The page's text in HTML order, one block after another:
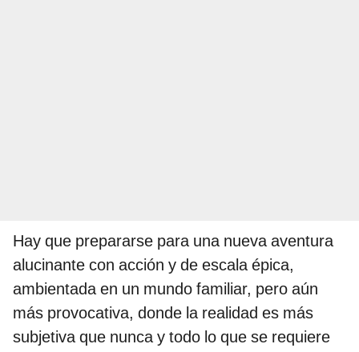
Hay que prepararse para una nueva aventura
alucinante con acción y de escala épica,
ambientada en un mundo familiar, pero aún
más provocativa, donde la realidad es más
subjetiva que nunca y todo lo que se requiere